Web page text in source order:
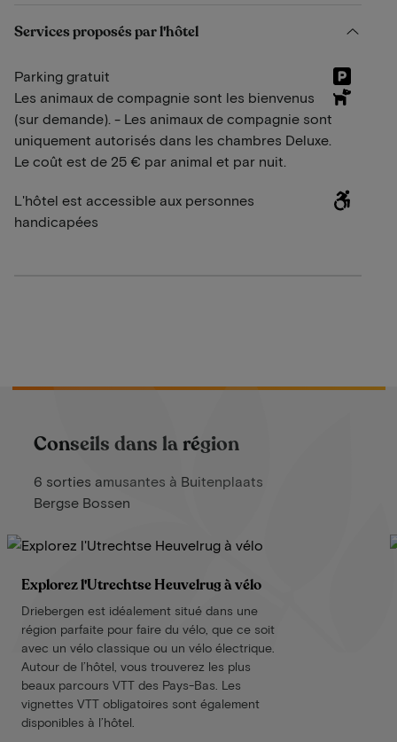
Services proposés par l'hôtel
Parking gratuit
Les animaux de compagnie sont les bienvenus
(sur demande). - Les animaux de compagnie sont
uniquement autorisés dans les chambres Deluxe.
Le coût est de 25 € par animal et par nuit.
L'hôtel est accessible aux personnes
handicapées
Conseils dans la région
6 sorties amusantes à Buitenplaats
Bergse Bossen
Explorez l'Utrechtse Heuvelrug à vélo
Driebergen est idéalement situé dans une
région parfaite pour faire du vélo, que ce soit
avec un vélo classique ou un vélo électrique.
Autour de l’hôtel, vous trouverez les plus
beaux parcours VTT des Pays-Bas. Les
vignettes VTT obligatoires sont également
disponibles à l’hôtel.